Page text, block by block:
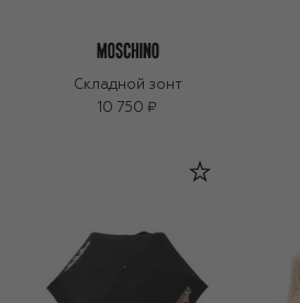
Складной зонт
10 750 ₽